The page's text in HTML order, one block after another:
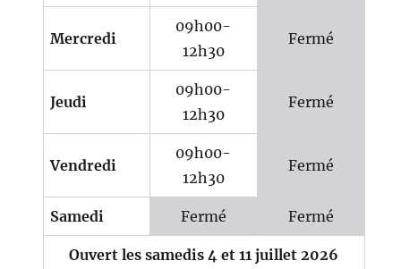
Mercredi
09h00-
12h30
Fermé
Jeudi
09h00-
12h30
Fermé
Vendredi
09h00-
12h30
Fermé
Samedi Fermé Fermé
Ouvert les samedis 4 et 11 juillet 2026